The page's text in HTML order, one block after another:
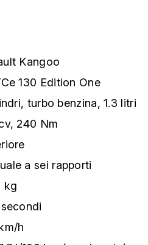
Kangoo
130 Edition One
turbo benzina, 1.3 litri
240 Nm
a sei rapporti
kg
h